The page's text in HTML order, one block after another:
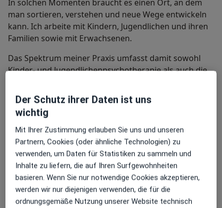
In solchen Momenten braucht es einen Ort, an dem
man sortieren, verstehen und neue Wege entwickeln
kann. Ich arbeite mit Kindern, Jugendlichen und ihren
Familien sowie mit Erwachsenen.
Das Spektrum meiner Praxis umfasst damit sowohl
Kinder- und Jugendlichenpsychotherapie als auch die
Klient:innen. Meine Arbeitsweise ist systemisch,
hypnotherapeutisch und anteilsorientiert (Ego-State-
Therapie).
Das bedeutet: Wir schauen nicht nur auf Probleme,
sondern vor allem auf Zusammenhänge, innere
Dynamiken und vorhandene Ressourcen.
Mir ist wichtig:
• dass Sie sich ernst genommen fühlen
Der Schutz ihrer Daten ist uns
wichtig
Mit Ihrer Zustimmung erlauben Sie uns und unseren
Partnern, Cookies (oder ähnliche Technologien) zu
verwenden, um Daten für Statistiken zu sammeln und
Inhalte zu liefern, die auf Ihren Surfgewohnheiten
basieren. Wenn Sie nur notwendige Cookies akzeptieren,
werden wir nur diejenigen verwenden, die für die
ordnungsgemäße Nutzung unserer Website technisch